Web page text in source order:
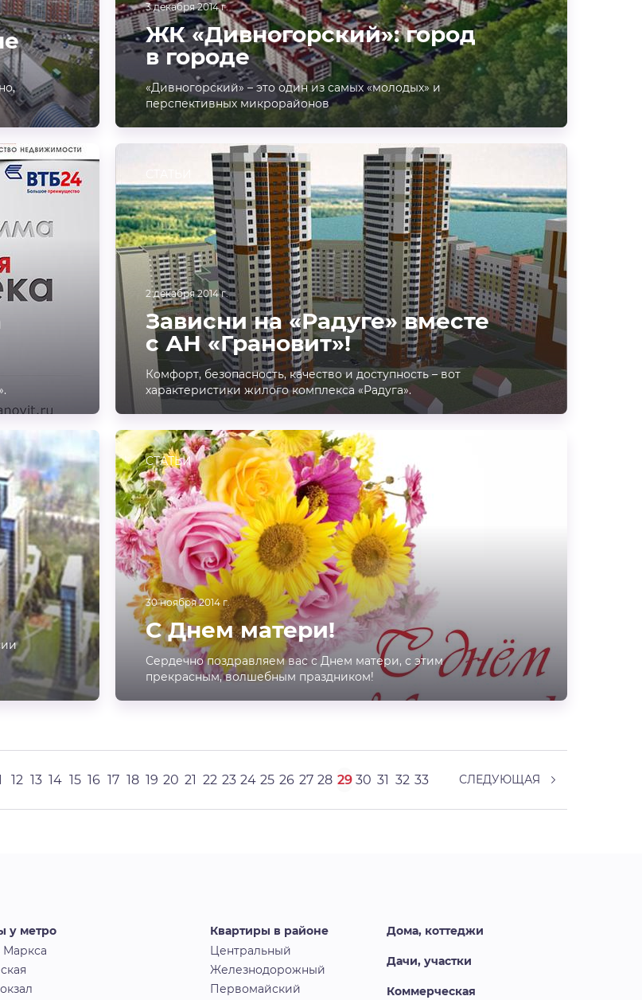
3 декабря 2014 г.
ЖК «Дивногорский»: город
в городе
«Дивногорский» – это один из самых «молодых» и
перспективных микрорайонов
2 декабря 2014 г.
Зависни на «Радуге» вместе
с АН «Грановит»!
Комфорт, безопасность, качество и доступность – вот
характеристики жилого комплекса «Радуга».
СТАТЬИ
30 ноября 2014 г.
С Днем матери!
Сердечно поздравляем вас с Днем матери, с этим
прекрасным, волшебным праздником!
12 13 14 15 16 17 18 19 20 21 22 23 24 25 26 27 28 29 30 31 32 33 СЛЕДУЮЩАЯ
у метро
Квартиры в районе
Центральный
Железнодорожный
Первомайский
Дома, коттеджи
Дачи, участки
Коммерческая